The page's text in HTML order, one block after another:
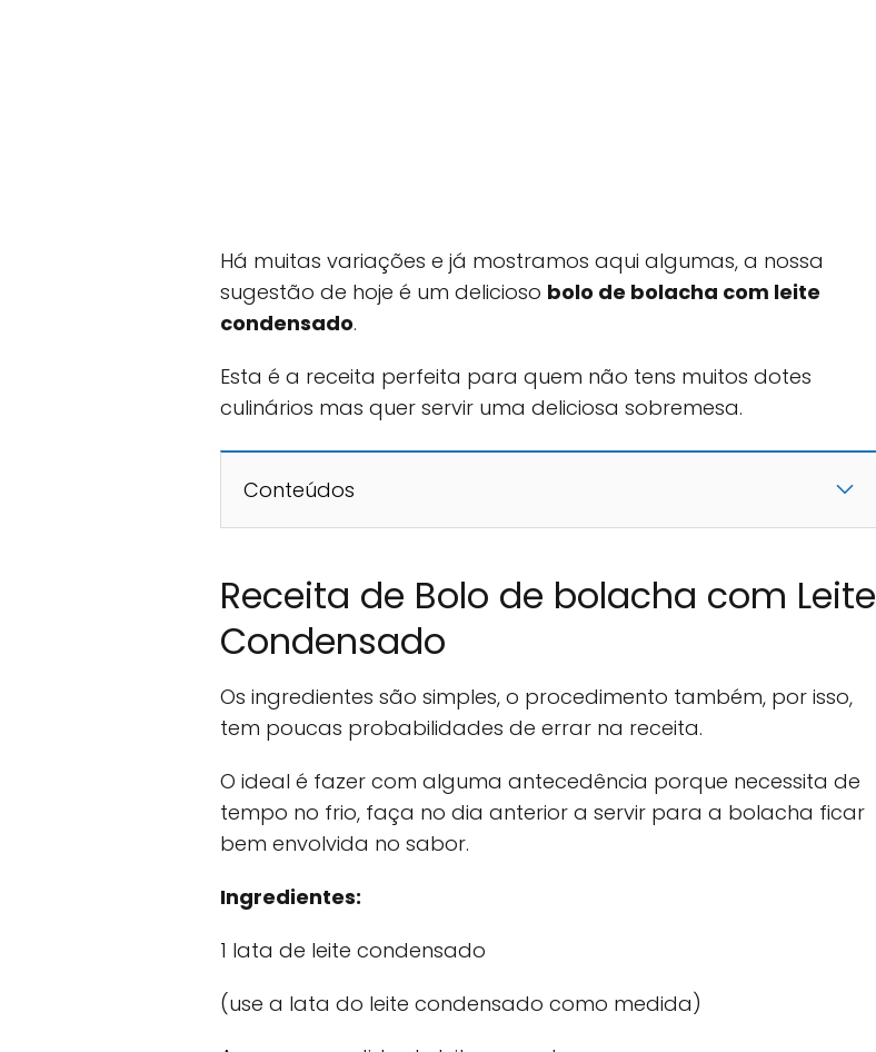
Há muitas variações e já mostramos aqui algumas, a nossa
sugestão de hoje é um delicioso bolo de bolacha com leite
condensado.
Esta é a receita perfeita para quem não tens muitos dotes
culinários mas quer servir uma deliciosa sobremesa.
Conteúdos
Receita de Bolo de bolacha com Leite
Condensado
Os ingredientes são simples, o procedimento também, por isso,
tem poucas probabilidades de errar na receita.
O ideal é fazer com alguma antecedência porque necessita de
tempo no frio, faça no dia anterior a servir para a bolacha ficar
bem envolvida no sabor.
Ingredientes:
1 lata de leite condensado
(use a lata do leite condensado como medida)